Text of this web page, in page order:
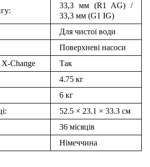
33,3 мм (R1 AG) /
33,3 мм (G1 IG)
Для чистої води
Поверхневі насоси
X-Change
Так
4.75 кг
6 кг
52.5 × 23.1 × 33.3 см
36 місяців
Німеччина